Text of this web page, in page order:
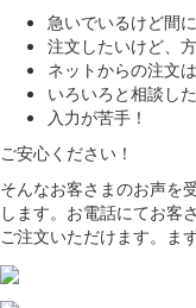
急いでいるけど間
注文したいけど、
ネットからの注文
いろいろと相談し
入力が苦手！
ご安心ください！
そんなお客さまのお声を
します。お電話にてお客
ご注文いただけます。ま